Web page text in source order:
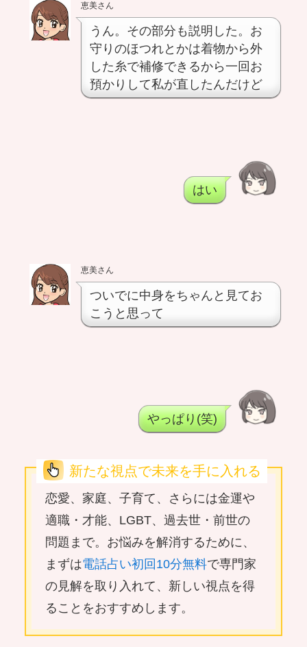
恵美さん
うん。その部分も説明した。お
守りのほつれとかは着物から外
した糸で補修できるから一回お
預かりして私が直したんだけど
はい
恵美さん
ついでに中身をちゃんと見てお
こうと思って
やっぱり(笑)
新たな視点で未来を手に入れる
恋愛、家庭、子育て、さらには金運や
適職・才能、LGBT、過去世・前世の
問題まで。お悩みを解消するために、
まずは電話占い初回10分無料で専門家
の見解を取り入れて、新しい視点を得
ることをおすすめします。